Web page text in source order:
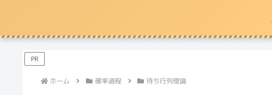
PR
ホーム 確率過程 待ち行列理論